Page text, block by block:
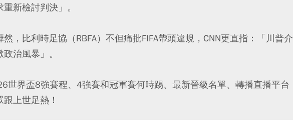
新檢討判決」。
，比利時足協（RBFA）不但痛批FIFA帶頭違規，CNN更直指：「川普介
治風暴」。
世界盃8強賽程、4強賽和冠軍賽何時踢、最新晉級名單、轉播直播平台
上世足熱！